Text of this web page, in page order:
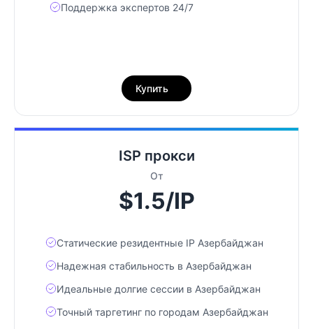
Поддержка экспертов 24/7
Купить
ISP прокси
От
$1.5/IP
Статические резидентные IP Азербайджан
Надежная стабильность в Азербайджан
Идеальные долгие сессии в Азербайджан
Точный таргетинг по городам Азербайджан